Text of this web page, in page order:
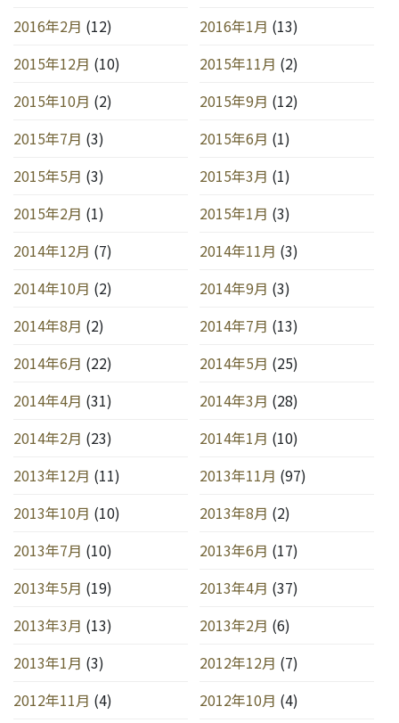
2016年2月 (12) 2016年1月 (13)
2015年12月 (10) 2015年11月 (2)
2015年10月 (2) 2015年9月 (12)
2015年7月 (3) 2015年6月 (1)
2015年5月 (3) 2015年3月 (1)
2015年2月 (1) 2015年1月 (3)
2014年12月 (7) 2014年11月 (3)
2014年10月 (2) 2014年9月 (3)
2014年8月 (2) 2014年7月 (13)
2014年6月 (22) 2014年5月 (25)
2014年4月 (31) 2014年3月 (28)
2014年2月 (23) 2014年1月 (10)
2013年12月 (11) 2013年11月 (97)
2013年10月 (10) 2013年8月 (2)
2013年7月 (10) 2013年6月 (17)
2013年5月 (19) 2013年4月 (37)
2013年3月 (13) 2013年2月 (6)
2013年1月 (3) 2012年12月 (7)
2012年11月 (4) 2012年10月 (4)